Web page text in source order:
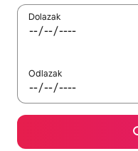
Dolazak
Odlazak